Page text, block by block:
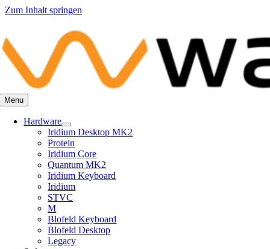
Zum Inhalt springen
Menu
Hardware
Iridium Desktop MK2
Protein
Iridium Core
Quantum MK2
Iridium Keyboard
Iridium
STVC
M
Blofeld Keyboard
Blofeld Desktop
Legacy